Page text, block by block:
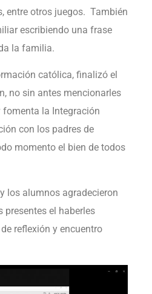
entre otros juegos. También
escribiendo una frase
la familia.
católica, finalizó el
no sin antes mencionarles
fomenta la Integración
con los padres de
momento el bien de todos
los alumnos agradecieron
presentes el haberles
reflexión y encuentro